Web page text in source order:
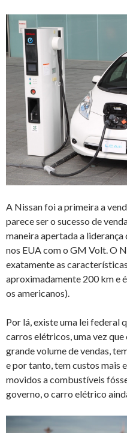
A Nissan foi a primeira a
parece ser o sucesso de
maneira apertada a
nos EUA com o GM Volt. O
exatamente as
aproximadamente 200 km e
os americanos).
Por lá, existe uma lei federal
carros elétricos, uma vez
grande volume de vendas,
e por tanto, tem custos mais
movidos a combustíveis
governo, o carro elétrico